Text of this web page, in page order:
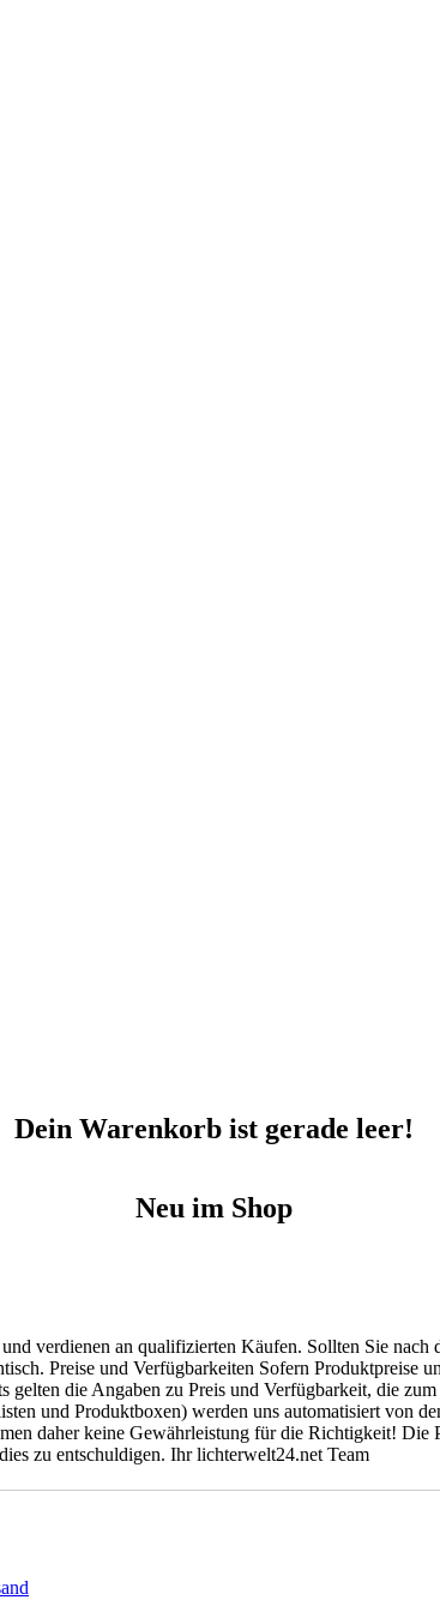
Dein Warenkorb ist gerade leer!
Neu im Shop
verdienen an qualifizierten Käufen. Sollten Sie nach
Preise und Verfügbarkeiten Sofern Produktpreise
die Angaben zu Preis und Verfügbarkeit, die
und Produktboxen) werden uns automatisiert von
daher keine Gewährleistung für die Richtigkeit! Die
zu entschuldigen. Ihr lichterwelt24.net Team